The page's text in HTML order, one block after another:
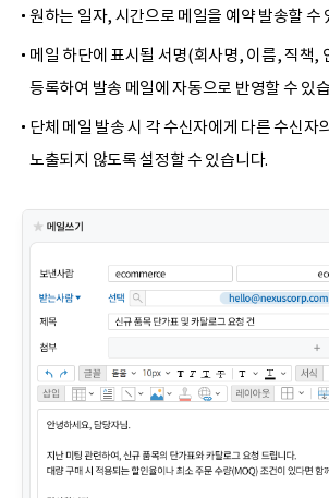
원하는 일자, 시간으로 메일을 예약 발송할 수
메일 하단에 표시될 서명(회사명, 이름, 직책,
등록하여 발송 메일에 자동으로 반영할 수 있
단체 메일 발송 시 각 수신자에게 다른 수신자의
노출되지 않도록 설정할 수 있습니다.